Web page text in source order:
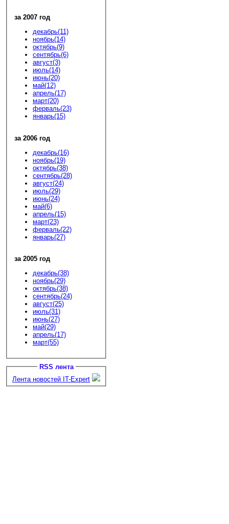
за 2007 год
декабрь(11)
ноябрь(14)
октябрь(9)
сентябрь(6)
август(3)
июль(14)
июнь(20)
май(12)
апрель(17)
март(20)
ферваль(23)
январь(15)
за 2006 год
декабрь(16)
ноябрь(19)
октябрь(38)
сентябрь(28)
август(24)
июль(29)
июнь(24)
май(6)
апрель(15)
март(23)
ферваль(22)
январь(27)
за 2005 год
декабрь(38)
ноябрь(29)
октябрь(38)
сентябрь(24)
август(25)
июль(31)
июнь(27)
май(29)
апрель(17)
март(55)
RSS лента
Лента новостей IT-Expert